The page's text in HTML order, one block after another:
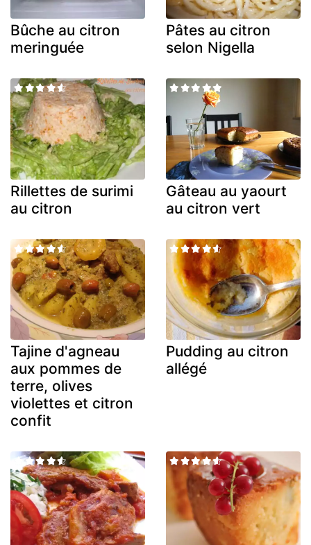
Bûche au citron
meringuée
Pâtes au citron
selon Nigella
Rillettes de surimi
au citron
Gâteau au yaourt
au citron vert
Tajine d'agneau
aux pommes de
terre, olives
violettes et citron
confit
Pudding au citron
allégé